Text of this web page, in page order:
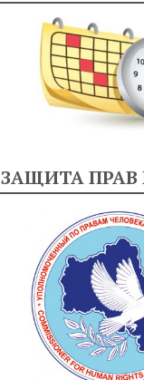
ЗАЩИТА